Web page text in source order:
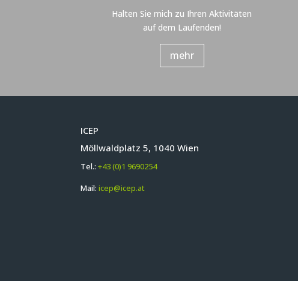
Halten Sie mich zu Ihren Aktivitäten
auf dem Laufenden!
mehr
ICEP
Möllwaldplatz 5, 1040 Wien
Tel.:+43 (0)1 9690254
Mail:icep@icep.at